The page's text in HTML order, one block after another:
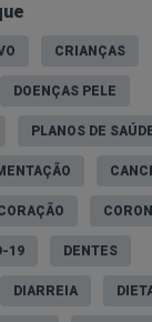
CRIANÇAS
DOENÇAS PELE
PLANOS DE
19 DENTES
DIARREIA